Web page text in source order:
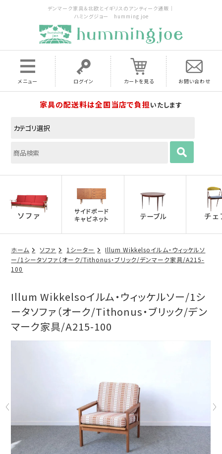
デンマーク家具＆北欧とイギリスのアンティーク通販｜
ハミングジョー humming joe
メニュー ログイン カートを見る お問い合わせ
家具の配送料は全国当店で負担いたします
ホーム ソファ 1シーター
Illum Wikkelsoイルム・ウィッケルソ
ー/1シータソファ（オーク/Tithonus・ブリック/デンマーク家具/A215-
100
Illum Wikkelsoイルム・ウィッケルソー/1シ
ータソファ（オーク/Tithonus・ブリック/デン
マーク家具/A215-100